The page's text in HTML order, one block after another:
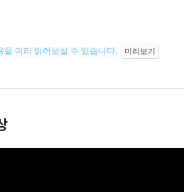
을 미리 읽어보실 수 있습니다. 미리보기